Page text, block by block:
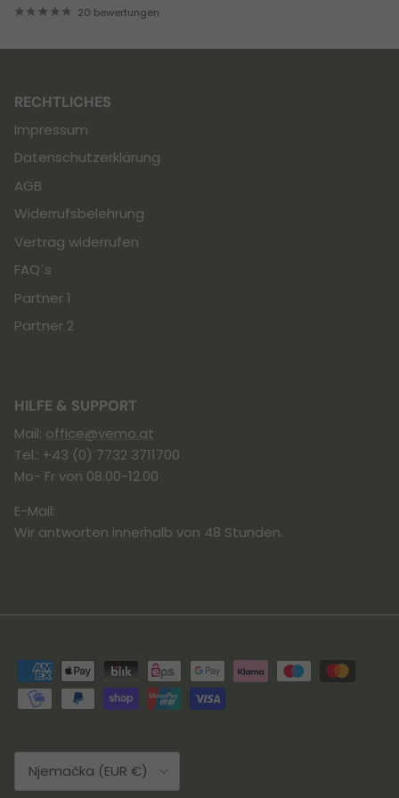
20 bewertungen
RECHTLICHES
Impressum
Datenschutzerklärung
AGB
Widerrufsbelehrung
Vertrag widerrufen
FAQ´s
Partner 1
Partner 2
HILFE & SUPPORT
Mail: office@vemo.at
Tel.: +43 (0) 7732 3711700
Mo- Fr von 08.00-12.00
E-Mail:
Wir antworten innerhalb von 48 Stunden.
Land/Region
Njemačka (EUR €)